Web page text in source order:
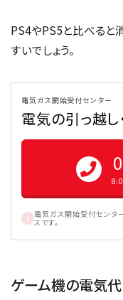
PS4やPS5と比べると
すいでしょう。
電気ガス開始受付センター
電気の引っ越し
電気ガス開始受付センタ
スです。
ゲーム機の電気